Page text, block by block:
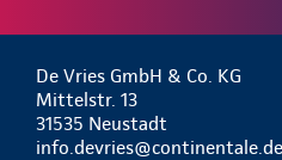
De Vries GmbH & Co. KG
Mittelstr. 13
31535 Neustadt
info.devries@continentale.de